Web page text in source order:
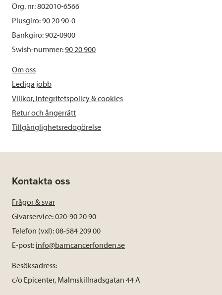
Org. nr: 802010-6566
Plusgiro: 90 20 90-0
Bankgiro: 902-0900
Swish-nummer:90 20 900
Om oss
Lediga jobb
Villkor, integritetspolicy & cookies
Retur och ångerrätt
Tillgänglighetsredogörelse
Kontakta oss
Frågor & svar
Givarservice: 020-90 20 90
Telefon (vxl): 08-584 209 00
E-post: info@barncancerfonden.se
Besöksadress:
c/o Epicenter, Malmskillnadsgatan 44 A